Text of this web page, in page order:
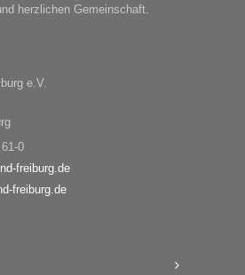
herzlichen Gemeinschaft.
e.V.
0
freiburg.de
freiburg.de